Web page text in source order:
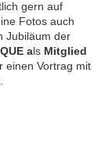
gern auf
Fotos auch
Jubiläum der
als Mitglied
einen Vortrag mit